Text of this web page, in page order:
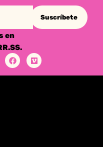
Suscríbete
en